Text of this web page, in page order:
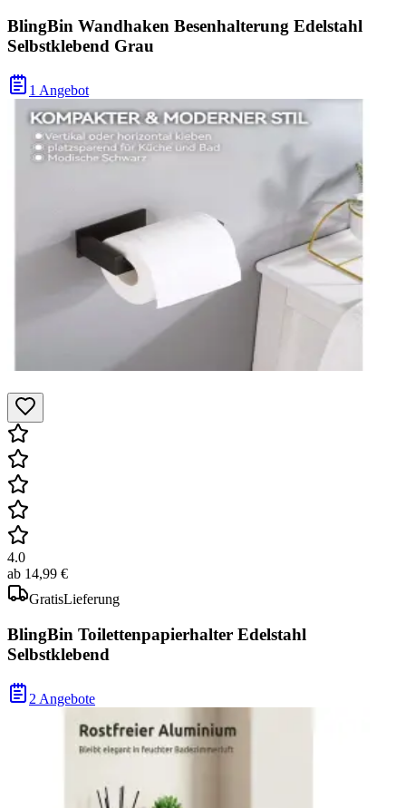
BlingBin Wandhaken Besenhalterung Edelstahl
Selbstklebend Grau
1 Angebot
4.0
ab 14,99 €
GratisLieferung
BlingBin Toilettenpapierhalter Edelstahl
Selbstklebend
2 Angebote